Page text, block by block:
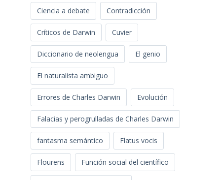
Ciencia a debate Contradicción
Críticos de Darwin Cuvier
Diccionario de neolengua El genio
El naturalista ambiguo
Errores de Charles Darwin Evolución
Falacias y perogrulladas de Charles Darwin
fantasma semántico Flatus vocis
Flourens Función social del científico